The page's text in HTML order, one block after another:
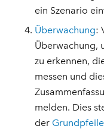
ein Szenario
Überwachung:
Überwachung,
zu erkennen,
messen und
melden. Dies
der